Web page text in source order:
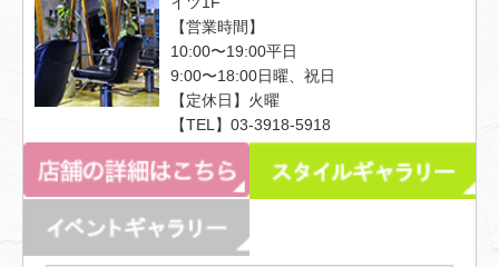
【営業時間】
10:00〜19:00平日
9:00〜18:00日曜、祝日
【定休日】火曜
【TEL】03-3918-5918